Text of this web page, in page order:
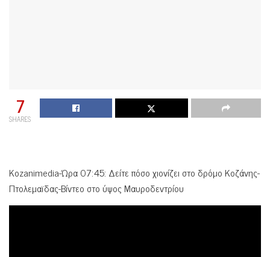
7
SHARES
Kozanimedia-Ώρα 07:45: Δείτε πόσο χιονίζει στο δρόμο Κοζάνης-
Πτολεμαϊδας-Βίντεο στο ύψος Μαυροδεντρίου